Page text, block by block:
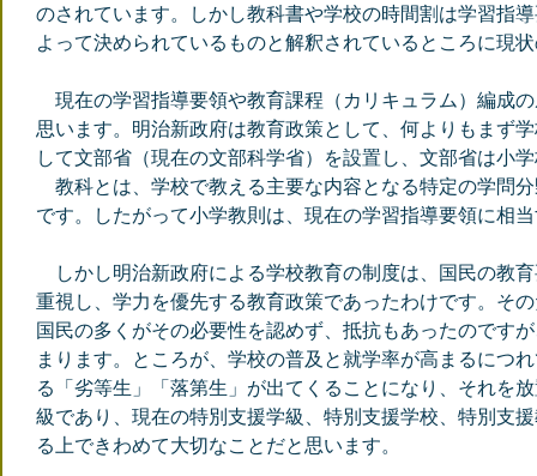
のされています。しかし教科書や学校の時間割は学習指
よって決められているものと解釈されているところに現
現在の学習指導要領や教育課程（カリキュラム）編成
思います。明治新政府は教育政策として、何よりもまず
して文部省（現在の文部科学省）を設置し、文部省は小
教科とは、学校で教える主要な内容となる特定の学問
です。したがって小学教則は、現在の学習指導要領に相
しかし明治新政府による学校教育の制度は、国民の教
重視し、学力を優先する教育政策であったわけです。そ
国民の多くがその必要性を認めず、抵抗もあったのです
まります。ところが、学校の普及と就学率が高まるにつ
る「劣等生」「落第生」が出てくることになり、それを
級であり、現在の特別支援学級、特別支援学校、特別支
る上できわめて大切なことだと思います。